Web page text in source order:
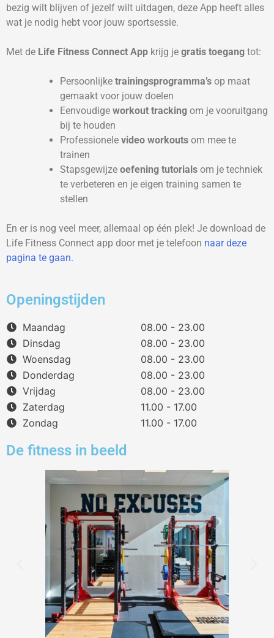
bezig wilt blijven of jezelf wilt uitdagen, deze App heeft alles
wat je nodig hebt voor jouw sportsessie.
Met de Life Fitness Connect App krijg je gratis toegang tot:
Persoonlijke trainingsprogramma’s op maat
gemaakt voor jouw doelen
Eenvoudige workout tracking om je vooruitgang
bij te houden
Professionele video workouts om mee te
trainen
Stapsgewijze oefening tutorials om je techniek
te verbeteren en je eigen training samen te
stellen
En er is nog veel meer, allemaal op één plek! Je download de
Life Fitness Connect app door met je telefoon naar deze
pagina te gaan.
Openingstijden
Maandag
08.00 - 23.00
Dinsdag
08.00 - 23.00
Woensdag
08.00 - 23.00
Donderdag
08.00 - 23.00
Vrijdag
08.00 - 23.00
Zaterdag
11.00 - 17.00
Zondag
11.00 - 17.00
De fitness in beeld